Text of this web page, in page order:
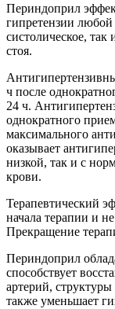
Периндоприл
гипретензии любой
систолическое,
стоя.
ч после
24 ч.
однократного
максимального
оказывает
низкой, так и с
крови.
Терапевтический
начала терапии и
Прекращение
Периндоприл
способствует
артерий,
также уменьшает